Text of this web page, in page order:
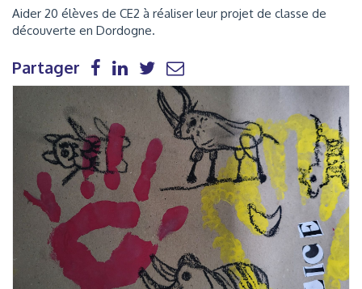
Aider 20 élèves de CE2 à réaliser leur projet de classe de
découverte en Dordogne.
Partager